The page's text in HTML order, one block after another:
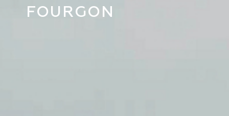
FOURGON